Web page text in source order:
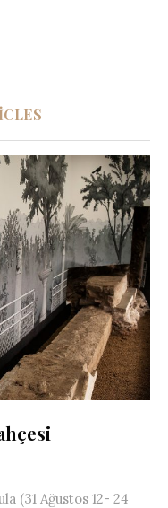
(31 Ağustos 12- 24